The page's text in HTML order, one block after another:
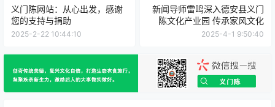
义门陈网站：从心出发，感谢
您的支持与捐助
2025-2-22 10:44:10
新闻导师雷鸣深入德安县义门
陈文化产业园 传承家风文化
2025-4-1 9:50:40